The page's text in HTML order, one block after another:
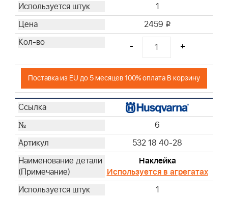
1
2459 i
- +
Поставка из EU до 5 месяцев 100% оплата В корзину
6
532 18 40-28
Наклейка
Используется в агрегатах
1